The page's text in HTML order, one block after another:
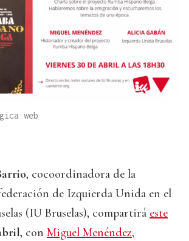
web
, cocoordinadora de la
de Izquierda Unida en el
(IU Bruselas), compartirá este
con Miguel Menéndez,